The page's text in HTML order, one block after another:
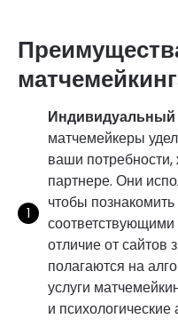
Индивидуальный
матчемейкеры
ваши
партнере. Они
чтобы
отличие от сайтов
полагаются на
услуги
и